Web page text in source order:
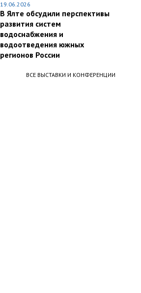
19.06.2026
В Ялте обсудили перспективы
развития систем
водоснабжения и
водоотведения южных
регионов России
ВСЕ ВЫСТАВКИ И КОНФЕРЕНЦИИ